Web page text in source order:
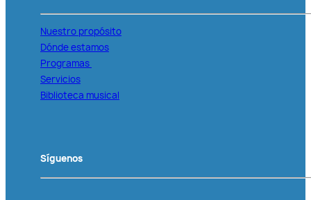
Nuestro propósito
Dónde estamos
Programas
Servicios
Biblioteca musical
Síguenos